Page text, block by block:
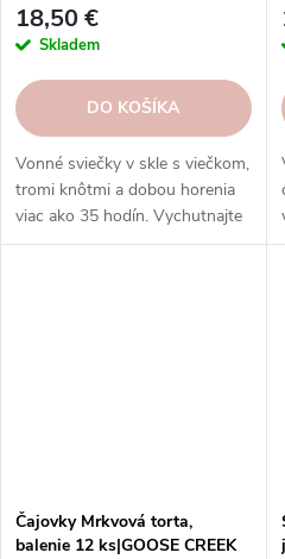
18,50 €
Skladem
DO KOŠÍKA
Vonné sviečky v skle s viečkom,
tromi knôtmi a dobou horenia
viac ako 35 hodín. Vychutnajte
si rozmanitosť vôní a
Čajovky Mrkvová torta,
balenie 12 ks|GOOSE CREEK